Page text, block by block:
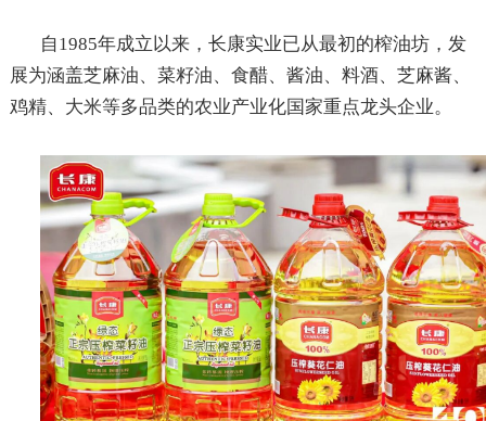
自1985年成立以来，长康实业已从最初的榨油坊，发
展为涵盖芝麻油、菜籽油、食醋、酱油、料酒、芝麻酱、
鸡精、大米等多品类的农业产业化国家重点龙头企业。